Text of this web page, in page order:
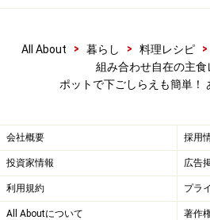
炊きあがったあずきご飯をしゃ
混ぜ、茶碗に盛り付けます。
All About > 暮らし > 料理レシピ >
組み合わせ自在の主食
ポットで下ごしらえも簡単！
会社概要 採用
投資家情報 広告
利用規約 プラ
All Aboutについて 著作